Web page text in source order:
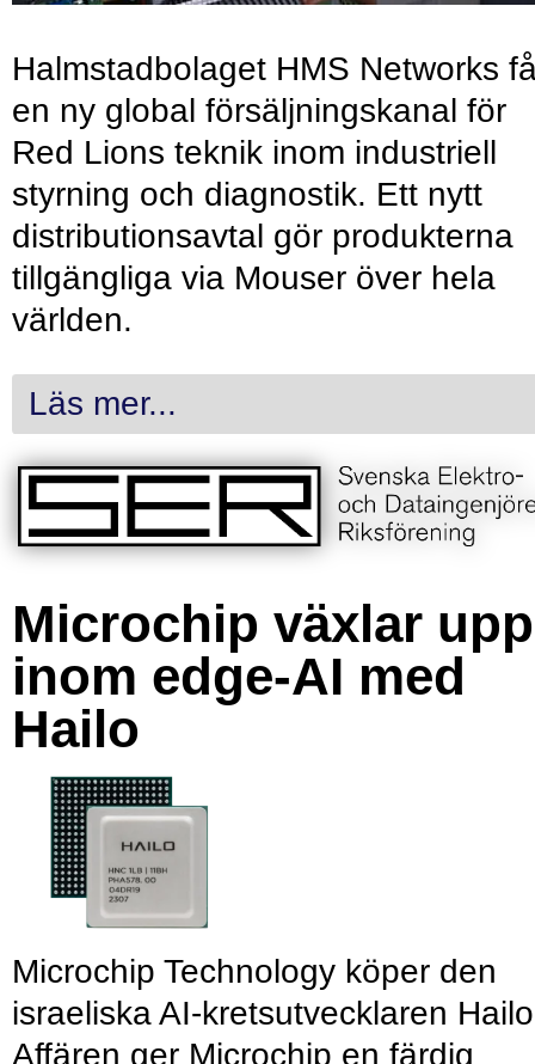
Halmstadbolaget HMS Networks
en ny global försäljningskanal för
Red Lions teknik inom industriell
styrning och diagnostik. Ett nytt
distributionsavtal gör produkterna
tillgängliga via Mouser över hela
världen.
Läs mer...
Microchip växlar upp
inom edge-AI med
Hailo
Microchip Technology köper den
israeliska AI-kretsutvecklaren
Affären ger Microchip en färdig